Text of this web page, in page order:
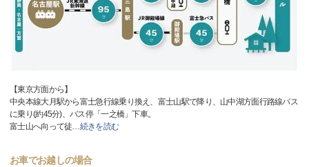
【東京方面から】
中央本線大月駅から富士急行線乗り換え、富士山駅で降り、山中湖方面行路線バス
に乗り(約45分)、バス停「一之橋」下車。
富士山へ向って徒…続きを読む
お車でお越しの場合